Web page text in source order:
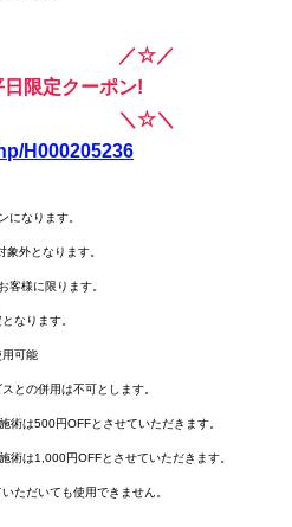
　　　　　／☆／
限定クーポン!
　　　　　＼☆＼
H000205236
になります。
外となります。
様に限ります。
なります。
可能
との併用は不可とします。
術は500円OFFとさせていただきます。
術は1,000円OFFとさせていただきます。
ただいても使用できません。